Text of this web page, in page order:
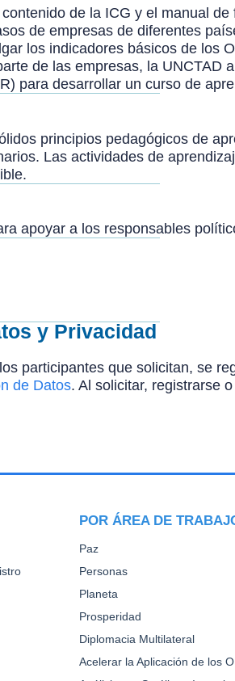
de la ICG y el manual
de empresas de diferentes
los indicadores básicos de los
de las empresas, la UNCTAD
para desarrollar un curso de
principios pedagógicos de
Las actividades de
apoyar a los responsables
y Privacidad
participantes que solicitan, se
de Datos. Al solicitar, registrarse
POR ÁREA DE
Paz
Personas
Planeta
Prosperidad
Diplomacia Multilateral
Acelerar la Aplicación de los